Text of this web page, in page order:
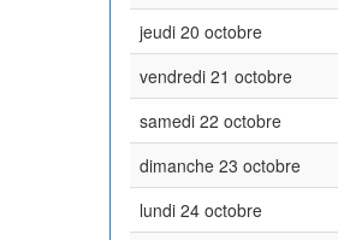
jeudi 20 octobre
vendredi 21 octobre
samedi 22 octobre
dimanche 23 octobre
lundi 24 octobre